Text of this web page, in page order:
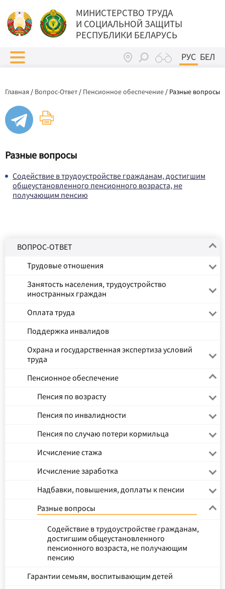
МИНИСТЕРСТВО ТРУДА
И СОЦИАЛЬНОЙ ЗАЩИТЫ
РЕСПУБЛИКИ БЕЛАРУСЬ
РУС БЕЛ
Главная / Вопрос-Ответ / Пенсионное обеспечение / Разные вопросы
Разные вопросы
Содействие в трудоустройстве гражданам, достигшим
общеустановленного пенсионного возраста, не
получающим пенсию
ВОПРОС-ОТВЕТ
Трудовые отношения
Занятость населения, трудоустройство
иностранных граждан
Оплата труда
Поддержка инвалидов
Охрана и государственная экспертиза условий
труда
Пенсионное обеспечение
Пенсия по возрасту
Пенсия по инвалидности
Пенсия по случаю потери кормильца
Исчисление стажа
Исчисление заработка
Надбавки, повышения, доплаты к пенсии
Разные вопросы
Содействие в трудоустройстве гражданам,
достигшим общеустановленного
пенсионного возраста, не получающим
пенсию
Гарантии семьям, воспитывающим детей